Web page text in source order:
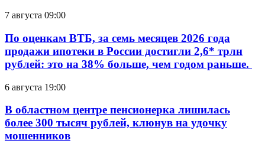
7 августа 09:00
По оценкам ВТБ, за семь месяцев 2026 года
продажи ипотеки в России достигли 2,6* трлн
рублей: это на 38% больше, чем годом раньше.
6 августа 19:00
В областном центре пенсионерка лишилась
более 300 тысяч рублей, клюнув на удочку
мошенников